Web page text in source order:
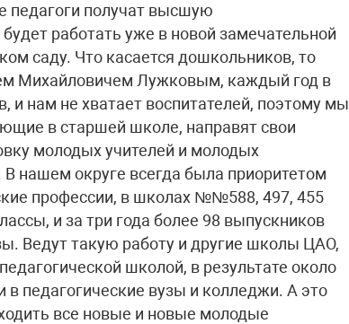
педагоги получат высшую
работать уже в новой замечательной
саду. Что касается дошкольников, то
Михайловичем Лужковым, каждый год в
и нам не хватает воспитателей, поэтому мы
в старшей школе, направят свои
молодых учителей и молодых
нашем округе всегда была приоритетом
профессии, в школах №№588, 497, 455
и за три года более 98 выпускников
Ведут такую работу и другие школы ЦАО,
школой, в результате около
в педагогические вузы и колледжи. А это
все новые и новые молодые